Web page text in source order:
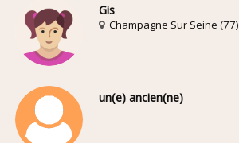
Gis
Champagne Sur Seine (77)
un(e) ancien(ne)